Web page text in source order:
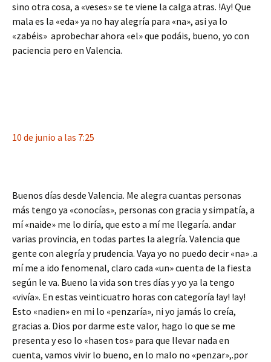
sino otra cosa, a «veses» se te viene la calga atras. !Ay! Que
mala es la «eda» ya no hay alegría para «na», asi ya lo
«zabéis» aprobechar ahora «el» que podáis, bueno, yo con
paciencia pero en Valencia.
10 de junio a las 7:25
Buenos días desde Valencia. Me alegra cuantas personas
más tengo ya «conocías», personas con gracia y simpatía, a
mí «naide» me lo diría, que esto a mí me llegaría. andar
varias provincia, en todas partes la alegría. Valencia que
gente con alegría y prudencia. Vaya yo no puedo decir «na» .a
mí me a ido fenomenal, claro cada «un» cuenta de la fiesta
según le va. Bueno la vida son tres días y yo ya la tengo
«vivía». En estas veinticuatro horas con categoría !ay! !ay!
Esto «nadien» en mi lo «penzaría», ni yo jamás lo creía,
gracias a. Dios por darme este valor, hago lo que se me
presenta y eso lo «hasen tos» para que llevar nada en
cuenta, vamos vivir lo bueno, en lo malo no «penzar»,.por